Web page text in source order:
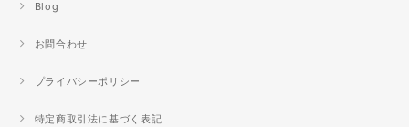
Blog
お問合わせ
プライバシーポリシー
特定商取引法に基づく表記